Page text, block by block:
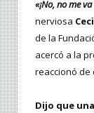
«¡No, no me
nerviosa
de la
acercó a la
reaccionó de
Dijo que